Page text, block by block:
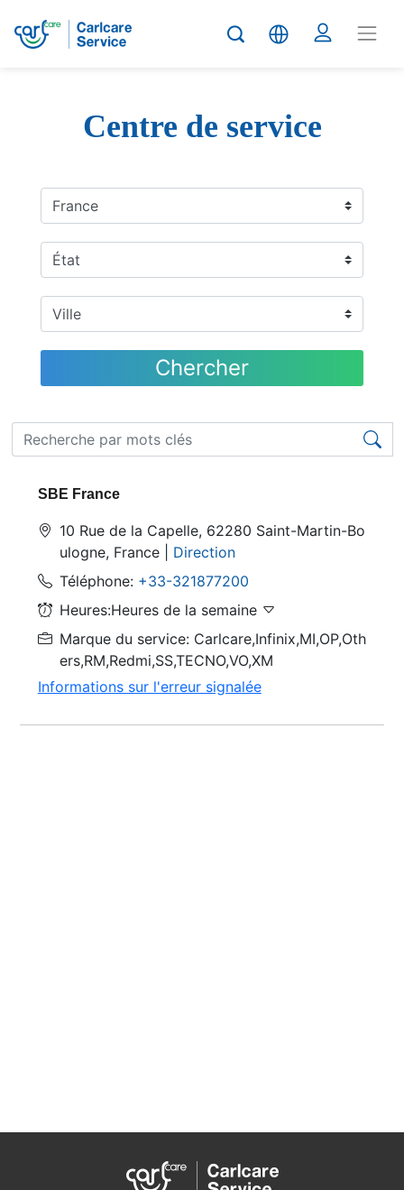
Centre de service
Chercher
SBE France
10 Rue de la Capelle, 62280 Saint-Martin-Bo
ulogne, France | Direction
Téléphone: +33-321877200
Heures:Heures de la semaine
Marque du service: Carlcare,Infinix,MI,OP,Oth
ers,RM,Redmi,SS,TECNO,VO,XM
Informations sur l'erreur signalée